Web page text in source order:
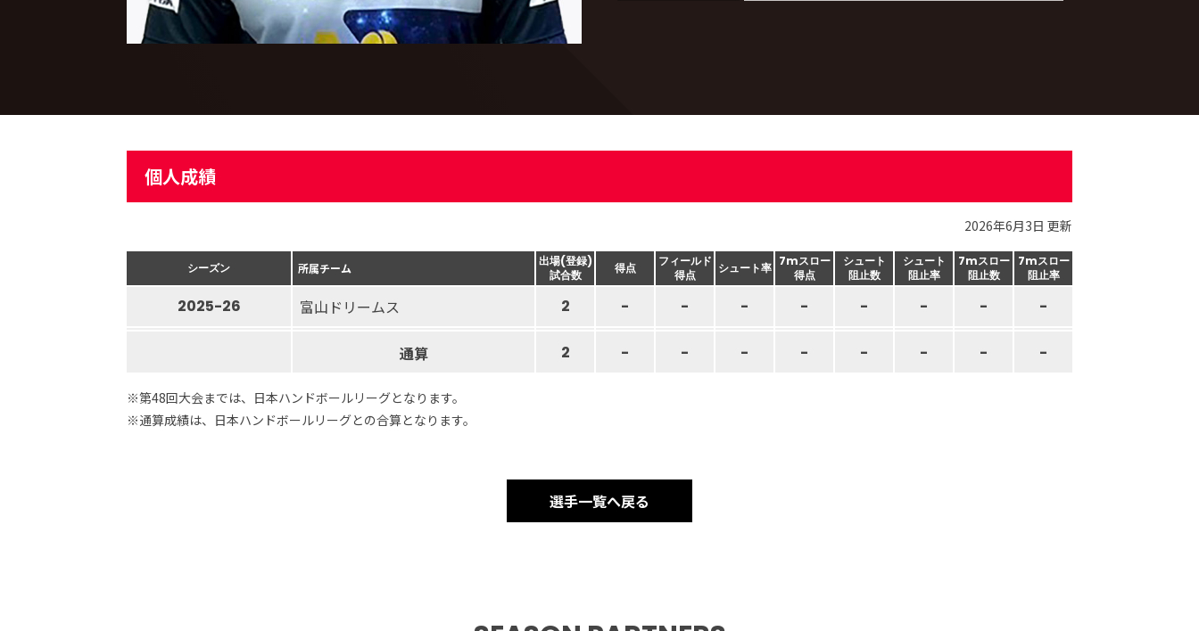
個人成績
2026年6月3日 更新
シーズン 所属チーム
出場(登録)
試合数
得点
フィールド
得点
シュート率 7mスロー
得点
シュート
阻止数
シュート
阻止率
7mスロー
阻止数
7mスロー
阻止率
2025-26 富山ドリームス 2 - - - - - - - -
通算 2 - - - - - - - -
※第48回大会までは、日本ハンドボールリーグとなります。
※通算成績は、日本ハンドボールリーグとの合算となります。
選手一覧へ戻る